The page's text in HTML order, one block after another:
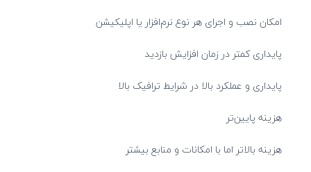
امکان نصب و اجرای هر نوع نرم‌افزار یا اپلیکیشن
پایداری کمتر در زمان افزایش بازدید
پایداری و عملکرد بالا در شرایط ترافیک بالا
هزینه پایین‌تر
هزینه بالاتر اما با امکانات و منابع بیشتر